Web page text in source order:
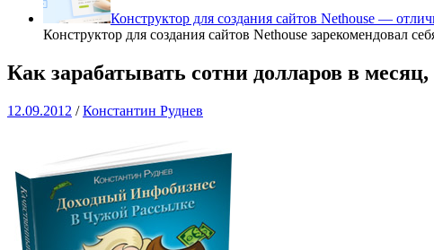
Конструктор для создания сайтов Nethouse —
Конструктор для создания сайтов Nethouse зарекомендовал
Как зарабатывать сотни долларов в
12.09.2012 /Константин Руднев